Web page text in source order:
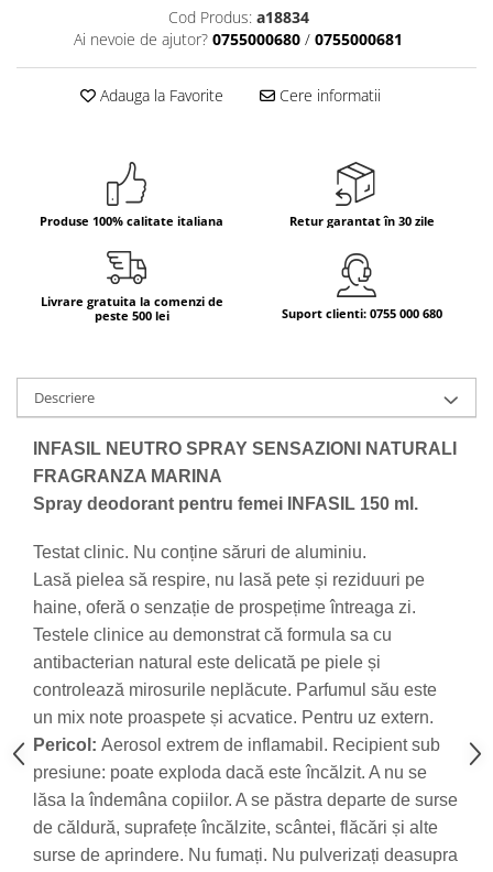
Bere italiana
Vinuri italiene
Bauturi aperitive, alcoolice
Panettone cozonac italian,
Pandoro si Balocco
Produse fara gluten
Produse de panificatie
Produse de patiserie
Cod Produs: a18834
Ai nevoie de ajutor? 0755000680 / 0755000681
Adauga la Favorite Cere informatii
Produse 100% calitate italiana Retur garantat în 30 zile
Livrare gratuita la comenzi de
peste 500 lei
Suport clienti: 0755 000 680
Descriere
INFASIL NEUTRO SPRAY SENSAZIONI NATURALI
FRAGRANZA MARINA
Spray deodorant pentru femei
INFASIL 150 ml.
Testat clinic. Nu conține săruri de aluminiu.
Lasă pielea să respire, nu lasă pete și reziduuri pe
haine, oferă o senzație de prospețime întreaga zi.
Testele clinice au demonstrat că formula sa cu
antibacterian natural este delicată pe piele și
controlează mirosurile neplăcute. Parfumul său este
un mix note proaspete și acvatice. Pentru uz extern.
Pericol: Aerosol extrem de inflamabil. Recipient sub
presiune: poate exploda dacă este încălzit. A nu se
lăsa la îndemâna copiilor. A se păstra departe de surse
de căldură, suprafețe încălzite, scântei, flăcări și alte
surse de aprindere. Nu fumați. Nu pulverizați deasupra